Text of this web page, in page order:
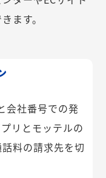
ます。
会社番号での発
リとモッテルの
料の請求先を切